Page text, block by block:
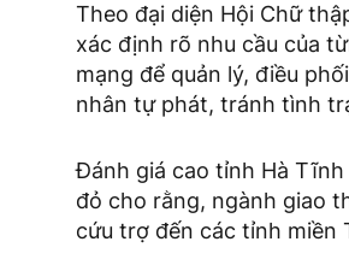
Theo đại diện Hội Chữ
xác định rõ nhu cầu của
mạng để quản lý, điều
nhân tự phát, tránh tình
Đánh giá cao tỉnh Hà
đỏ cho rằng, ngành giao
cứu trợ đến các tỉnh miền